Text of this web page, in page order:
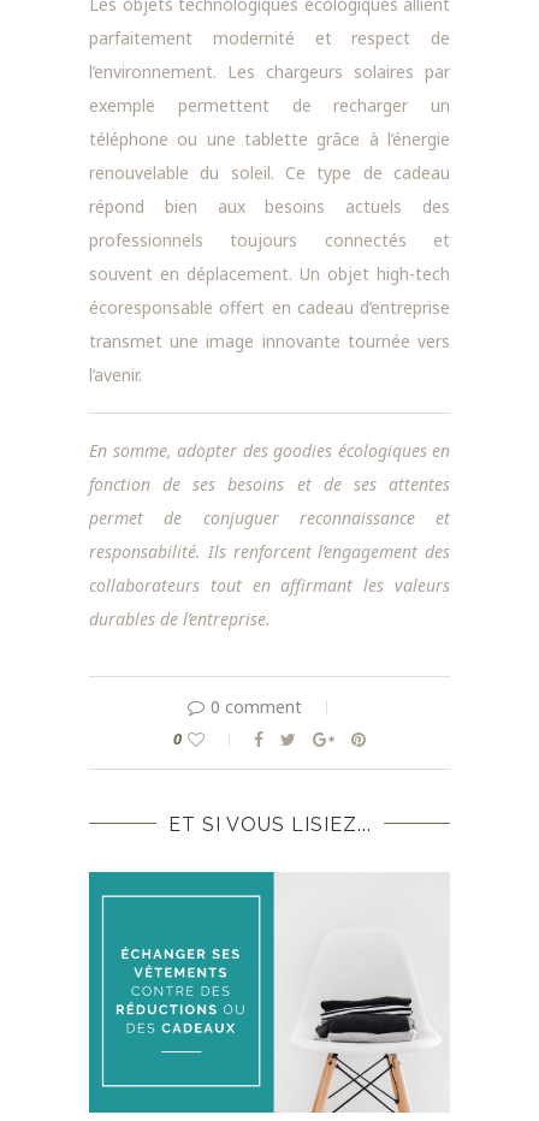
parfaitement modernité et respect de
l’environnement. Les chargeurs solaires par
exemple permettent de recharger un
téléphone ou une tablette grâce à l’énergie
renouvelable du soleil. Ce type de cadeau
répond bien aux besoins actuels des
professionnels toujours connectés et
souvent en déplacement. Un objet high-tech
écoresponsable offert en cadeau d’entreprise
transmet une image innovante tournée vers
l’avenir.
En somme, adopter des goodies écologiques en
fonction de ses besoins et de ses attentes
permet de conjuguer reconnaissance et
responsabilité. Ils renforcent l’engagement des
collaborateurs tout en affirmant les valeurs
durables de l’entreprise.
0 comment
0
ET SI VOUS LISIEZ...